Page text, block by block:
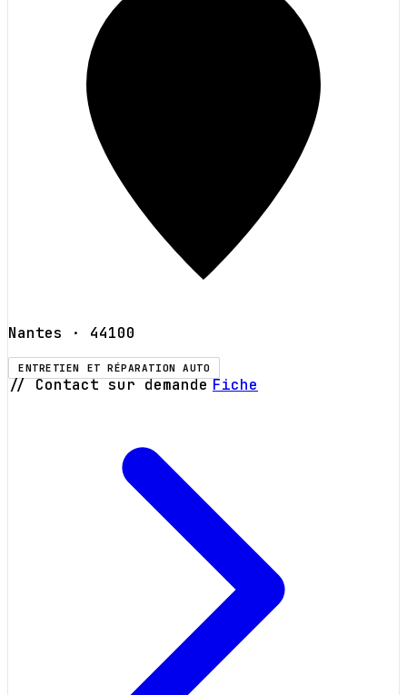
Nantes · 44100
ENTRETIEN ET RÉPARATION AUTO
// Contact sur demande Fiche